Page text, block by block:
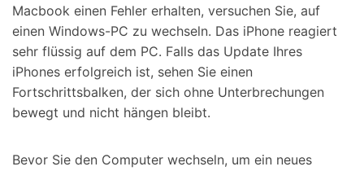
Macbook einen Fehler erhalten, versuchen Sie, auf
einen Windows-PC zu wechseln. Das iPhone reagiert
sehr flüssig auf dem PC. Falls das Update Ihres
iPhones erfolgreich ist, sehen Sie einen
Fortschrittsbalken, der sich ohne Unterbrechungen
bewegt und nicht hängen bleibt.
Bevor Sie den Computer wechseln, um ein neues